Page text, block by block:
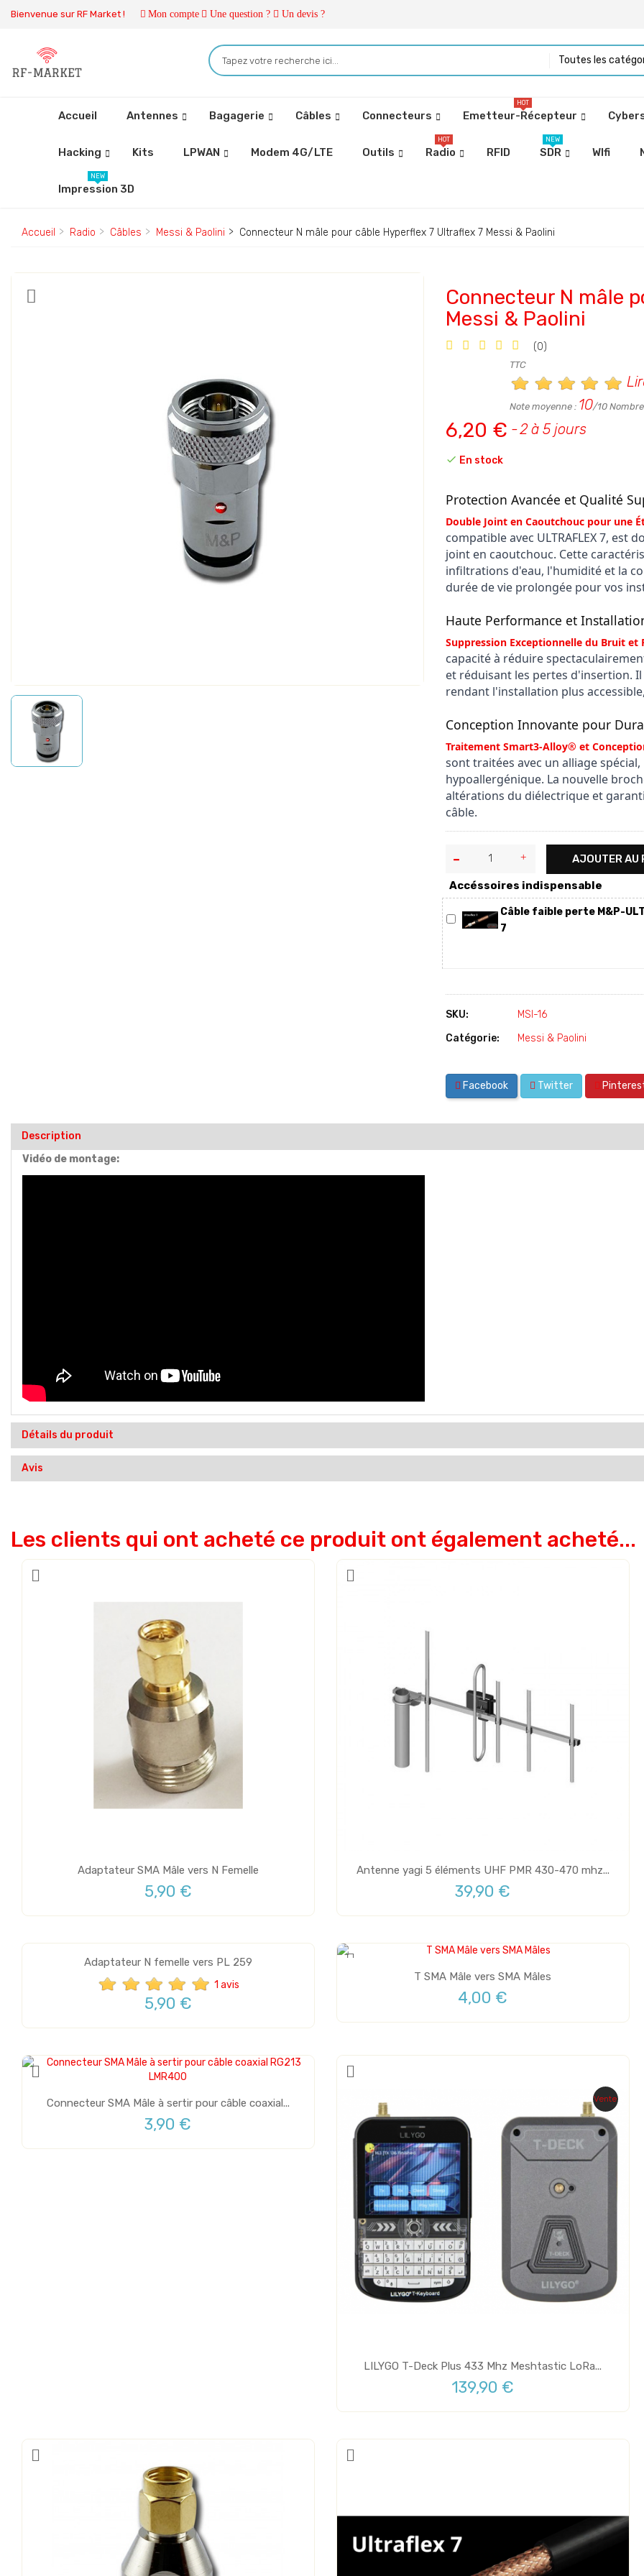
Bienvenue sur RF Market ! Mon compte Une question ? Un devis ?
Toutes les
Accueil Antennes Bagagerie Câbles Connecteurs Emetteur-Récepteur
HOT
Hacking Kits LPWAN Modem 4G/LTE Outils Radio
HOT
RFID SDR
NEW
WIfi
Impression 3D
NEW
Accueil Radio Câbles Messi & Paolini Connecteur N mâle pour câble Hyperflex 7 Ultraflex 7 Messi & Paolini
Connecteur N mâle
Messi & Paolini
(0)
6,20 €
TTC
Note moyenne : 10/10
2 à 5 jours
 En stock
Protection Avancée et Qualité
Double Joint en Caoutchouc pour une
compatible avec ULTRAFLEX 7,
joint en caoutchouc. Cette
infiltrations d'eau, l'humidité et la
durée de vie prolongée pour vos
Haute Performance et
Suppression Exceptionnelle du Bruit et
capacité à réduire
et réduisant les pertes d'insertion.
rendant l'installation plus
Conception Innovante pour
Traitement Smart3-Alloy® et
sont traitées avec un alliage
hypoallergénique. La nouvelle
altérations du diélectrique et
câble.
AJOUTER AU
Accéssoires indispensable
Câble faible perte M&P-
7
SKU:
MSI-16
Catégorie:
Messi & Paolini
Facebook Twitter
Description
Vidéo de montage:
Détails du produit
Avis
Les clients qui ont acheté ce produit ont également acheté...
Adaptateur SMA Mâle vers N Femelle
5,90 €
Antenne yagi 5 éléments UHF PMR 430-470 mhz...
39,90 €
Adaptateur N femelle vers PL 259
1 avis
5,90 €
T SMA Mâle vers SMA Mâles
4,00 €
Connecteur SMA Mâle à sertir pour câble coaxial...
3,90 €
Vente
LILYGO T-Deck Plus 433 Mhz Meshtastic LoRa...
139,90 €